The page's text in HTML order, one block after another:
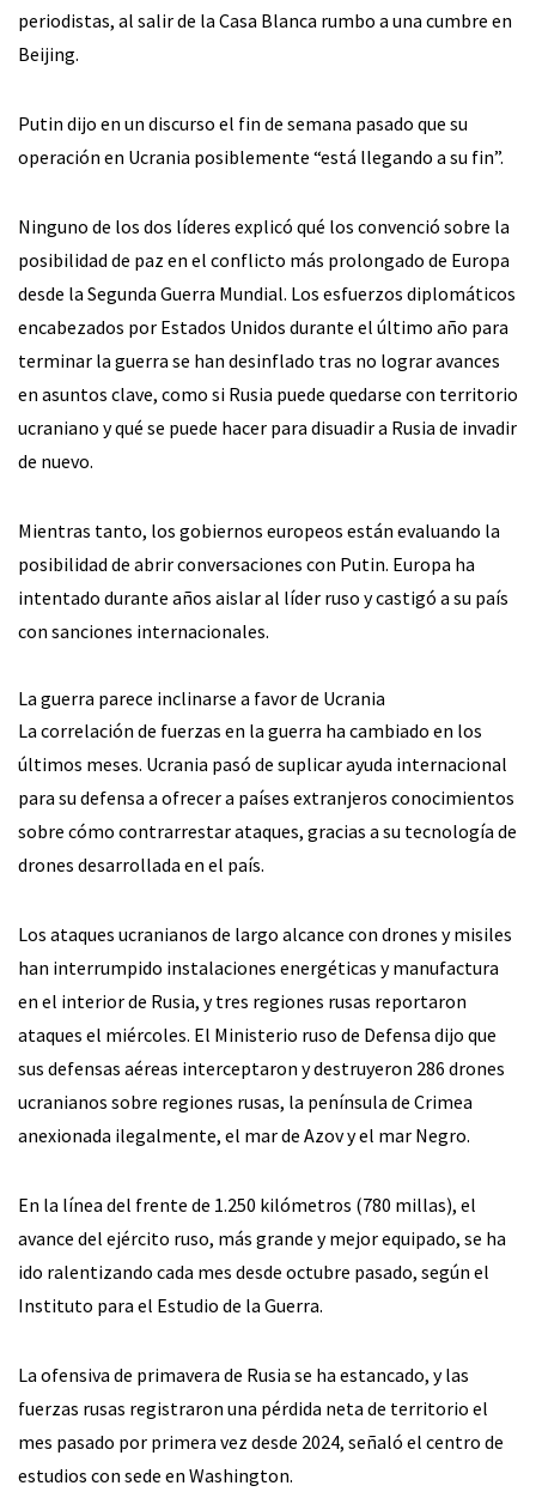
periodistas, al salir de la Casa Blanca rumbo a una cumbre en
Beijing.
Putin dijo en un discurso el fin de semana pasado que su
operación en Ucrania posiblemente “está llegando a su fin”.
Ninguno de los dos líderes explicó qué los convenció sobre la
posibilidad de paz en el conflicto más prolongado de Europa
desde la Segunda Guerra Mundial. Los esfuerzos diplomáticos
encabezados por Estados Unidos durante el último año para
terminar la guerra se han desinflado tras no lograr avances
en asuntos clave, como si Rusia puede quedarse con territorio
ucraniano y qué se puede hacer para disuadir a Rusia de invadir
de nuevo.
Mientras tanto, los gobiernos europeos están evaluando la
posibilidad de abrir conversaciones con Putin. Europa ha
intentado durante años aislar al líder ruso y castigó a su país
con sanciones internacionales.
La guerra parece inclinarse a favor de Ucrania
La correlación de fuerzas en la guerra ha cambiado en los
últimos meses. Ucrania pasó de suplicar ayuda internacional
para su defensa a ofrecer a países extranjeros conocimientos
sobre cómo contrarrestar ataques, gracias a su tecnología de
drones desarrollada en el país.
Los ataques ucranianos de largo alcance con drones y misiles
han interrumpido instalaciones energéticas y manufactura
en el interior de Rusia, y tres regiones rusas reportaron
ataques el miércoles. El Ministerio ruso de Defensa dijo que
sus defensas aéreas interceptaron y destruyeron 286 drones
ucranianos sobre regiones rusas, la península de Crimea
anexionada ilegalmente, el mar de Azov y el mar Negro.
En la línea del frente de 1.250 kilómetros (780 millas), el
avance del ejército ruso, más grande y mejor equipado, se ha
ido ralentizando cada mes desde octubre pasado, según el
Instituto para el Estudio de la Guerra.
La ofensiva de primavera de Rusia se ha estancado, y las
fuerzas rusas registraron una pérdida neta de territorio el
mes pasado por primera vez desde 2024, señaló el centro de
estudios con sede en Washington.